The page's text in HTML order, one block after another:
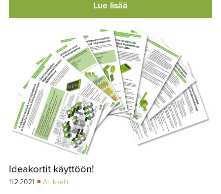
Lue lisää
Ideakortit käyttöön!
11.2.2021
Artikkelit